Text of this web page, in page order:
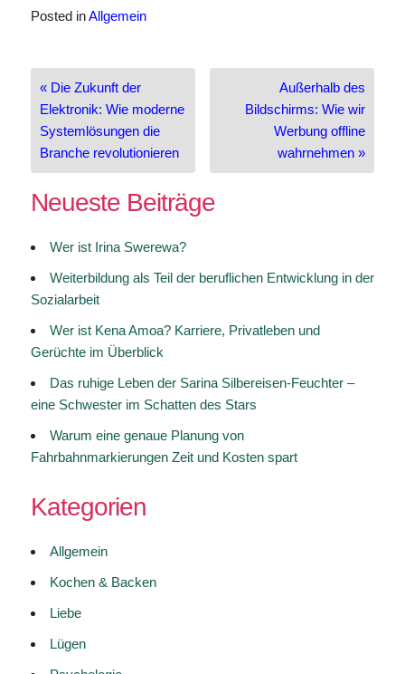
Posted inAllgemein
Beitragsnavigation
« Die Zukunft der
Elektronik: Wie moderne
Systemlösungen die
Branche revolutionieren
Außerhalb des
Bildschirms: Wie wir
Werbung offline
wahrnehmen »
Neueste Beiträge
Wer ist Irina Swerewa?
Weiterbildung als Teil der beruflichen Entwicklung in der
Sozialarbeit
Wer ist Kena Amoa? Karriere, Privatleben und
Gerüchte im Überblick
Das ruhige Leben der Sarina Silbereisen-Feuchter –
eine Schwester im Schatten des Stars
Warum eine genaue Planung von
Fahrbahnmarkierungen Zeit und Kosten spart
Kategorien
Allgemein
Kochen & Backen
Liebe
Lügen